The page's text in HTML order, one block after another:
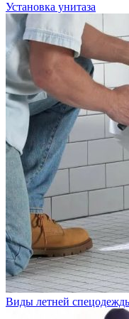
Установка унитаза
Виды летней